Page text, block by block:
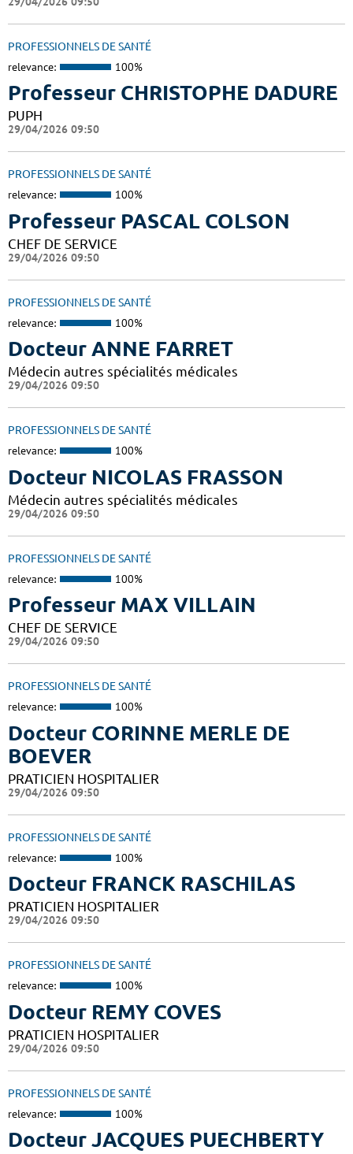
PROFESSIONNELS DE SANTÉ
relevance: 100%
Professeur CHRISTOPHE DADURE
PUPH
29/04/2026 09:50
PROFESSIONNELS DE SANTÉ
relevance: 100%
Professeur PASCAL COLSON
CHEF DE SERVICE
29/04/2026 09:50
PROFESSIONNELS DE SANTÉ
relevance: 100%
Docteur ANNE FARRET
Médecin autres spécialités médicales
29/04/2026 09:50
PROFESSIONNELS DE SANTÉ
relevance: 100%
Docteur NICOLAS FRASSON
Médecin autres spécialités médicales
29/04/2026 09:50
PROFESSIONNELS DE SANTÉ
relevance: 100%
Professeur MAX VILLAIN
CHEF DE SERVICE
29/04/2026 09:50
PROFESSIONNELS DE SANTÉ
relevance: 100%
Docteur CORINNE MERLE DE
BOEVER
PRATICIEN HOSPITALIER
29/04/2026 09:50
PROFESSIONNELS DE SANTÉ
relevance: 100%
Docteur FRANCK RASCHILAS
PRATICIEN HOSPITALIER
29/04/2026 09:50
PROFESSIONNELS DE SANTÉ
relevance: 100%
Docteur REMY COVES
PRATICIEN HOSPITALIER
29/04/2026 09:50
PROFESSIONNELS DE SANTÉ
relevance: 100%
Docteur JACQUES PUECHBERTY